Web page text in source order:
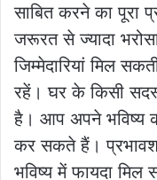
साबित करने का पूरा
जरूरत से ज्यादा
जिम्मेदारियां मिल
रहें। घर के किसी
है। आप अपने भविष्य
कर सकते हैं।
भविष्य में फायदा मिल